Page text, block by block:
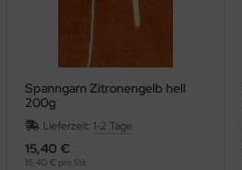
Spanngarn Zitronengelb hell
200g
Lieferzeit: 1-2 Tage
15,40 €
15,40 € pro Stk